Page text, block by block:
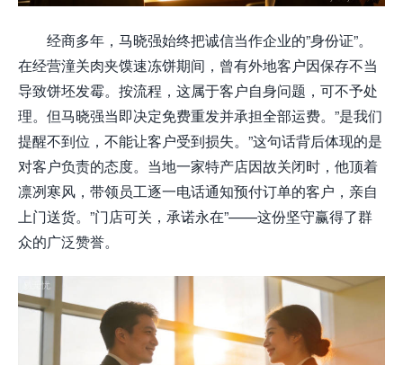
经商多年，马晓强始终把诚信当作企业的”身份证”。
在经营潼关肉夹馍速冻饼期间，曾有外地客户因保存不当
导致饼坯发霉。按流程，这属于客户自身问题，可不予处
理。但马晓强当即决定免费重发并承担全部运费。”是我们
提醒不到位，不能让客户受到损失。”这句话背后体现的是
对客户负责的态度。当地一家特产店因故关闭时，他顶着
凛冽寒风，带领员工逐一电话通知预付订单的客户，亲自
上门送货。”门店可关，承诺永在”——这份坚守赢得了群
众的广泛赞誉。